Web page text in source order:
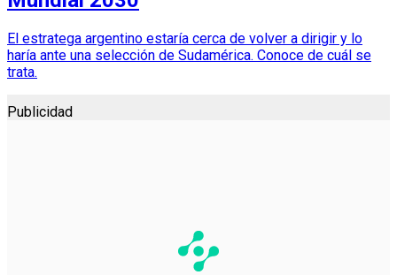
El estratega argentino estaría cerca de volver a dirigir y lo
haría ante una selección de Sudamérica. Conoce de cuál se
trata.
Publicidad